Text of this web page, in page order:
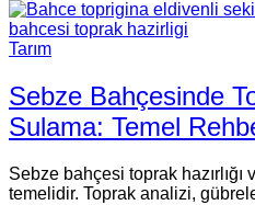
Tarım
Sebze Bahçesinde
Sulama: Temel
Sebze bahçesi toprak
temelidir. Toprak analizi,